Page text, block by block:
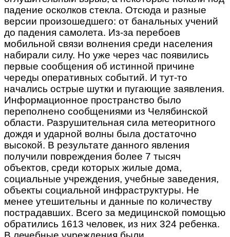
падение осколков стекла. Отсюда и разные
версии произошедшего: от банальных учений
до падения самолета. Из-за перебоев
мобильной связи волнения среди населения
набирали силу. Но уже через час появились
первые сообщения об истинной причине
череды оперативных событий. И тут-то
начались острые шутки и пугающие заявления.
Информационное пространство было
переполнено сообщениями из Челябинской
области. Разрушительная сила метеоритного
дождя и ударной волны была достаточно
высокой. В результате данного явления
получили повреждения более 7 тысяч
объектов, среди которых жилые дома,
социальные учреждения, учебные заведения,
объекты социальной инфраструктуры. Не
менее утешительны и данные по количеству
пострадавших. Всего за медицинской помощью
обратились 1613 человек, из них 324 ребенка.